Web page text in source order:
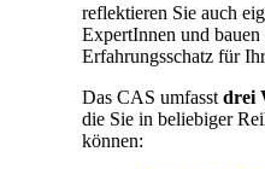
reflektieren Sie auch
ExpertInnen und bauen
Erfahrungsschatz für
Das CAS umfasst drei
die Sie in beliebiger
können: